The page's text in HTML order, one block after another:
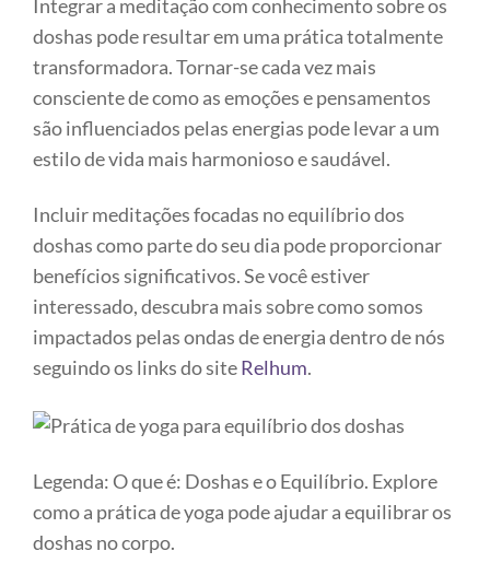
Integrar a meditação com conhecimento sobre os
doshas pode resultar em uma prática totalmente
transformadora. Tornar-se cada vez mais
consciente de como as emoções e pensamentos
são influenciados pelas energias pode levar a um
estilo de vida mais harmonioso e saudável.
Incluir meditações focadas no equilíbrio dos
doshas como parte do seu dia pode proporcionar
benefícios significativos. Se você estiver
interessado, descubra mais sobre como somos
impactados pelas ondas de energia dentro de nós
seguindo os links do siteRelhum.
Legenda: O que é: Doshas e o Equilíbrio. Explore
como a prática de yoga pode ajudar a equilibrar os
doshas no corpo.